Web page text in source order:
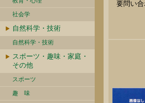
社会学
自然科学・技術
自然科学・技術
スポーツ・趣味・家庭・
その他
スポーツ
趣 味
要問い